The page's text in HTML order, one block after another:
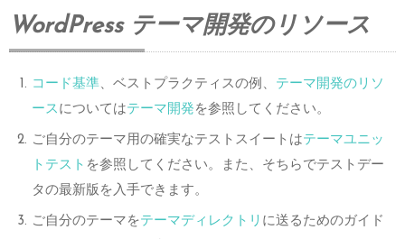
WordPress テーマ開発のリソース
コード基準、ベストプラクティスの例、 テーマ開発のリソ
ース についてはテーマ開発 を参照してください。
ご自分のテーマ用の確実なテストスイートはテーマユニッ
トテスト を参照してください。また、そちらでテストデー
タの最新版を入手できます。
ご自分のテーマをテーマディレクトリ に送るためのガイド